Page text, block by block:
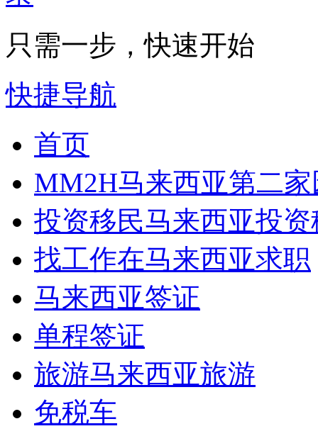
只需一步，快速开始
快捷导航
首页
MM2H马来西亚第二家
投资移民马来西亚投资
找工作在马来西亚求职
马来西亚签证
单程签证
旅游马来西亚旅游
免税车